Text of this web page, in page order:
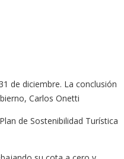
de diciembre. La conclusión
Carlos Onetti
de Sostenibilidad Turística